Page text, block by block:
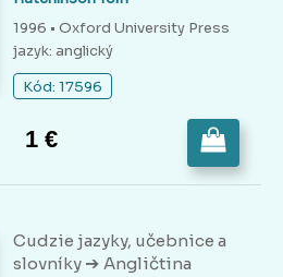
1996 • Oxford University Press
jazyk: anglický
Kód: 17596
1 €
Cudzie jazyky, učebnice a
slovníky ➔ Angličtina